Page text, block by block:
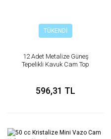
TÜKENDİ
12 Adet Metalize Güneş
Tepelikli Kavuk Cam Top
596,31 TL